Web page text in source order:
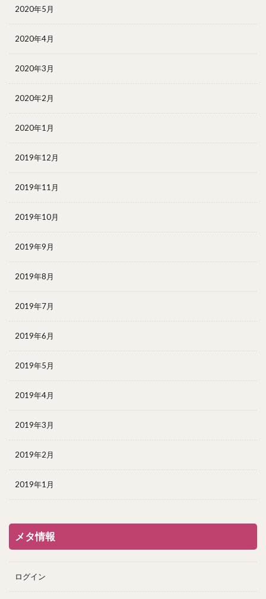
2020年5月
2020年4月
2020年3月
2020年2月
2020年1月
2019年12月
2019年11月
2019年10月
2019年9月
2019年8月
2019年7月
2019年6月
2019年5月
2019年4月
2019年3月
2019年2月
2019年1月
メタ情報
ログイン